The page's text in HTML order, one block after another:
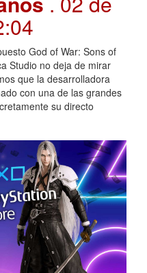
God of War: Sons of
Studio no deja de mirar
que la desarrolladora
con una de las grandes
su directo